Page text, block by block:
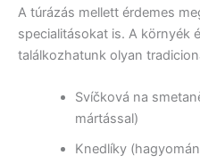
A túrázás mellett érdemes
specialitásokat is. A környék
találkozhatunk olyan
Svíčková na
mártással)
Knedlíky